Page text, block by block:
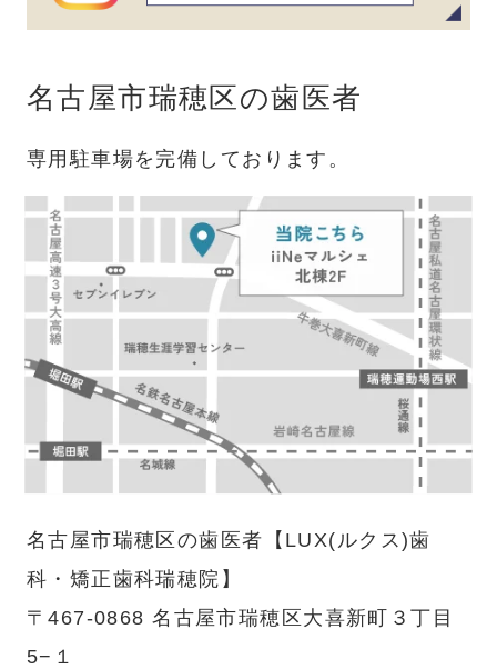
名古屋市瑞穂区の歯医者
専用駐車場を完備しております。
名古屋市瑞穂区の歯医者【LUX(ルクス)歯
科・矯正歯科瑞穂院】
〒467-0868 名古屋市瑞穂区大喜新町３丁目
5−１